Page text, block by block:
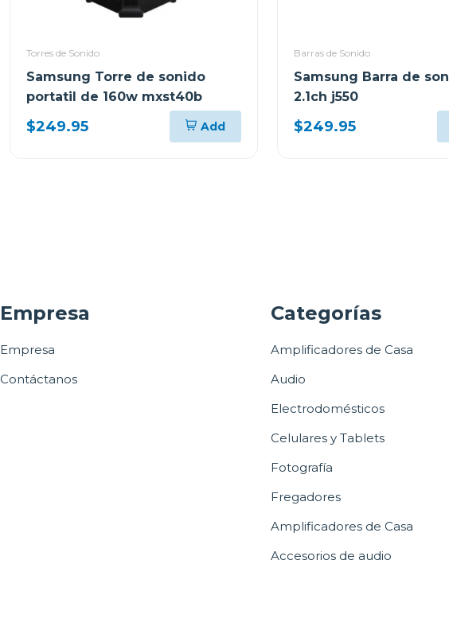
Torres de Sonido
Samsung Torre de sonido
portatil de 160w mxst40b
$249.95 Add
Barras de Sonido
Samsung Barra de
2.1ch j550
$249.95
Empresa
Empresa
Contáctanos
Categorías
Amplificadores de Casa
Audio
Electrodomésticos
Celulares y Tablets
Fotografía
Fregadores
Amplificadores de Casa
Accesorios de audio